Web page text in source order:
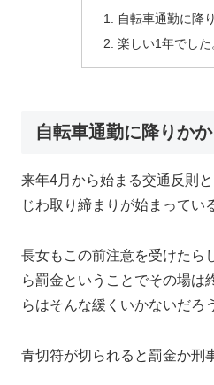
自転車通勤に降
楽しい1年でした
自転車通勤に降りかか
来年4月から始まる交通反則
じわ取り締まりが始まってい
長女もこの前注意を受けたら
ら罰金ということでその場は
らはそんな緩くいかないだろ
青切符が切られると罰金か刑